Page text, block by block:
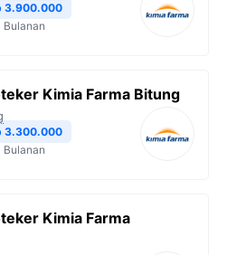
3.900.000
Bulanan
Kimia Farma Bitung
3.300.000
Bulanan
Kimia Farma